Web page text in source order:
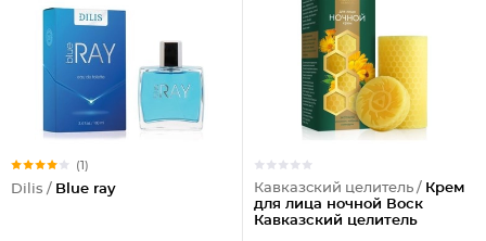
(1)
Dilis / Blue ray Кавказский целитель / Крем
для лица ночной Воск
Кавказский целитель